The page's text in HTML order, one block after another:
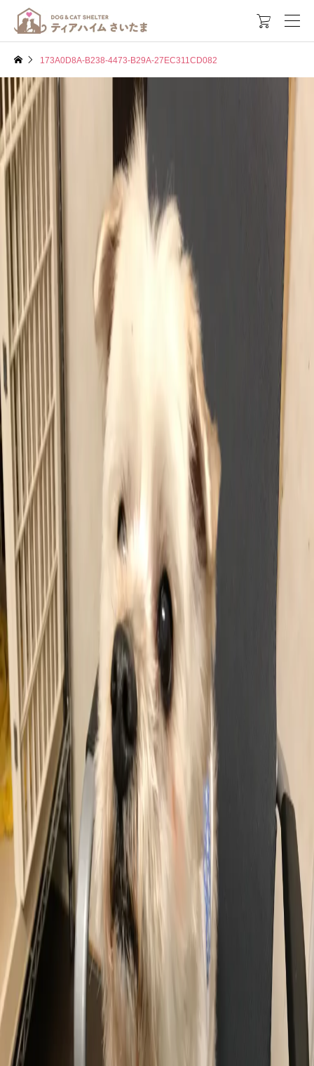

173A0D8A-B238-4473-B29A-27EC311CD082